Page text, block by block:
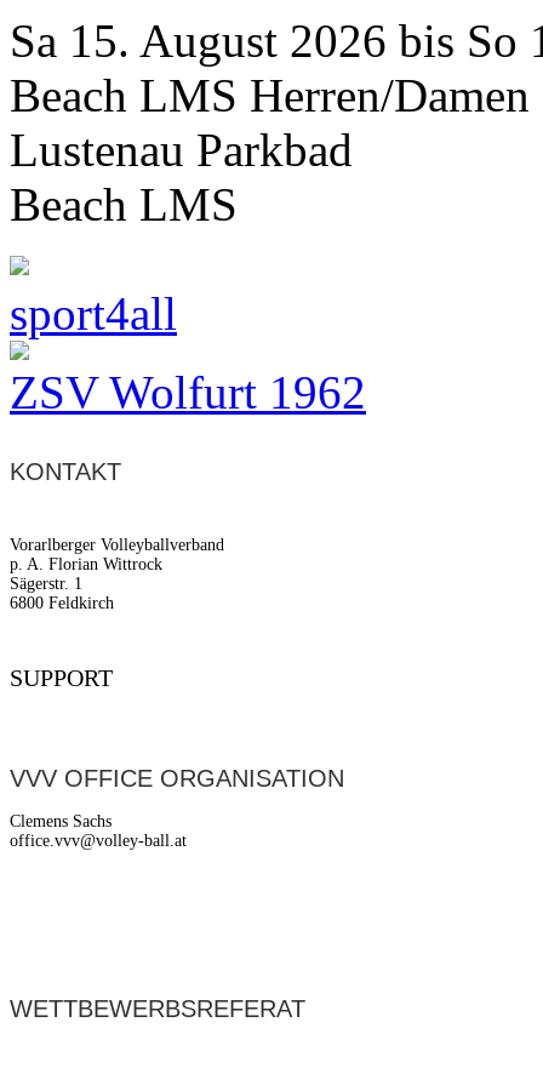
Sa 15. August 2026 bis
Beach LMS Herren/Damen
Lustenau Parkbad
Beach LMS
sport4all
ZSV Wolfurt 1962
KONTAKT
Vorarlberger Volleyballverband
p. A. Florian Wittrock
Sägerstr. 1
6800 Feldkirch
SUPPORT
VVV OFFICE ORGANISATION
Clemens Sachs
office.vvv@volley-ball.at
WETTBEWERBSREFERAT